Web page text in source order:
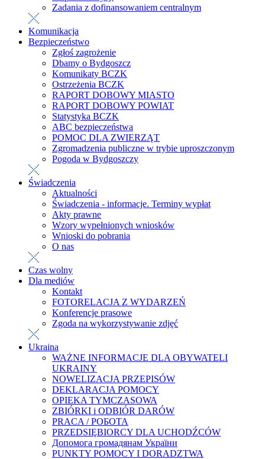
Zadania z dofinansowaniem centralnym
Komunikacja
Bezpieczeństwo
Zgłoś zagrożenie
Dbamy o Bydgoszcz
Komunikaty BCZK
Ostrzeżenia BCZK
RAPORT DOBOWY MIASTO
RAPORT DOBOWY POWIAT
Statystyka BCZK
ABC bezpieczeństwa
POMOC DLA ZWIERZĄT
Zgromadzenia publiczne w trybie uproszczonym
Pogoda w Bydgoszczy
Świadczenia
Aktualności
Świadczenia - informacje. Terminy wypłat
Akty prawne
Wzory wypełnionych wniosków
Wnioski do pobrania
O nas
Czas wolny
Dla mediów
Kontakt
FOTORELACJA Z WYDARZEŃ
Konferencje prasowe
Zgoda na wykorzystywanie zdjęć
Ukraina
WAŻNE INFORMACJE DLA OBYWATELI
UKRAINY
NOWELIZACJA PRZEPISÓW
DEKLARACJA POMOCY
OPIEKA TYMCZASOWA
ZBIÓRKI i ODBIÓR DARÓW
PRACA / РОБОТА
PRZEDSIĘBIORCY DLA UCHODŹCÓW
Допомога громадянам України
PUNKTY POMOCY I DORADZTWA